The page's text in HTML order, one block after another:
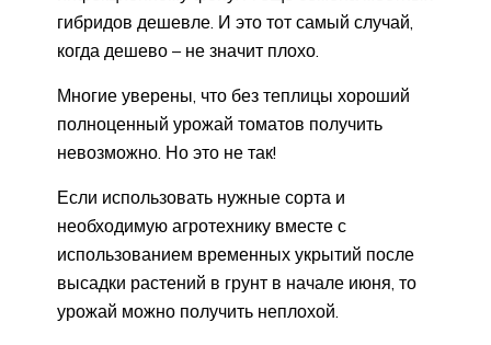
гибридов дешевле. И это тот самый случай,
когда дешево – не значит плохо.
Многие уверены, что без теплицы хороший
полноценный урожай томатов получить
невозможно. Но это не так!
Если использовать нужные сорта и
необходимую агротехнику вместе с
использованием временных укрытий после
высадки растений в грунт в начале июня, то
урожай можно получить неплохой.